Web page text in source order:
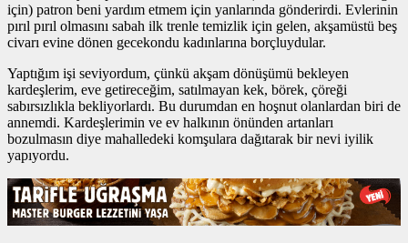
için) patron beni yardım etmem için yanlarında gönderirdi. Evlerinin
pırıl pırıl olmasını sabah ilk trenle temizlik için gelen, akşamüstü beş
civarı evine dönen gecekondu kadınlarına borçluydular.
Yaptığım işi seviyordum, çünkü akşam dönüşümü bekleyen
kardeşlerim, eve getireceğim, satılmayan kek, börek, çöreği
sabırsızlıkla bekliyorlardı. Bu durumdan en hoşnut olanlardan biri de
annemdi. Kardeşlerimin ve ev halkının önünden artanları
bozulmasın diye mahalledeki komşulara dağıtarak bir nevi iyilik
yapıyordu.